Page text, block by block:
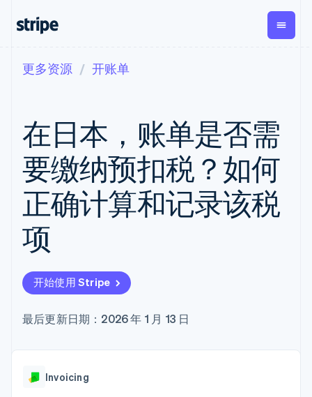
支付
在线支付
Payment links
无代码支付
Checkout
预构建支付界
面
Elements
灵活的 UI 组件
支付方式
支持 125 种以
Terminal
线下支付
Boost
支付成功率优
Link
营收
经常性收入
Metronome
按用量计费
Subscriptions
订阅管理
Invoicing
一次性或定期
Revenue
Recognition
Stripe Sigma
自定义报告
数据同步
Global
Payouts
向第三
方打款
Crypto
钱包、
稳定币
按企业阶段
按应用场景
智能体商务
加密货币
电子商务
应用内支付
交易市场
资金管理
SaaS
文档
库与 SDK
Stripe Apps
指南
接受线上付款
提供按用量计费
发行稳定币支持的支付卡
通过智能体配置和管理服
学习
支持
获取支持
托管支持方案
公司
产品路线图
更多资源 开账单
在日本，账单是否需
要缴纳预扣税？如何
正确计算和记录该税
项
开始使用 Stripe
最后更新日期：2026 年 1 月 13 日
Invoicing